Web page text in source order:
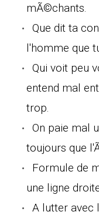
mÃ©chants.
Que dit ta
l'homme que
Qui voit peu
entend mal
trop.
On paie mal
toujours que
Formule de
une ligne
A lutter avec